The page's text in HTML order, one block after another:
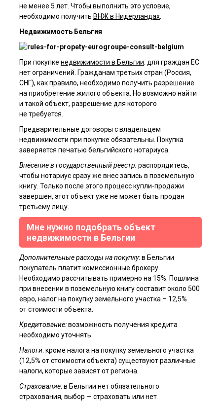
Отправить
не менее 5 лет. Чтобы выполнить это условие,
необходимо получить ВНЖ в Нидерландах
Недвижимость Бельгия
При покупке недвижимости в Бельгии: для граждан ЕС
нет ограничений. Гражданам третьих стран (Россия,
СНГ), как правило, необходимо получить разрешение
на приобретение жилого объекта. Но возможно найти
и такой объект, разрешение для которого
не требуется.
Предварительные договоры с владельцем
недвижимости при покупке обязательны. Покупка
заверяется печатью бельгийского нотариуса.
Внесение в государственный реестр:распорядитесь,
чтобы нотариус сразу же внес запись в поземельную
книгу. Только после этого процесс купли-продажи
завершен, этот объект уже не может быть продан
третьему лицу.
Мне нужно подобрать объект
недвижимости в Бельгии
Дополнительные расходы на покупку: в Бельгии
покупатель платит комиссионные брокеру.
Необходимо рассчитывать примерно на 15%. Пошлина
при внесении в поземельную книгу составит около 500
евро, налог на покупку земельного участка – 12,5%
от стоимости объекта.
Кредитование:возможность получения кредита
необходимо уточнять.
Налоги: кроме налога на покупку земельного участка
(12,5% от стоимости объекта) существуют различные
налоги, которые зависят от региона.
Страхование: в Бельгии нет обязательного
страхования, выбор — страховать или нет